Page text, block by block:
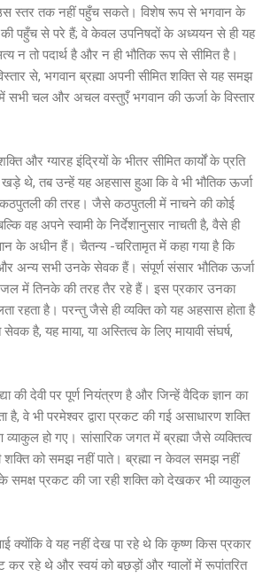
स्तर तक नहीं पहुँच सकते। विशेष रूप से भगवान के
की पहुँच से परे हैं; वे केवल उपनिषदों के अध्ययन से ही यह
न तो पदार्थ है और न ही भौतिक रूप से सीमित है।
से, भगवान ब्रह्मा अपनी सीमित शक्ति से यह समझ
में सभी चल और अचल वस्तुएँ भगवान की ऊर्जा के विस्तार
और ग्यारह इंद्रियों के भीतर सीमित कार्यों के प्रति
थे, तब उन्हें यह अहसास हुआ कि वे भी भौतिक ऊर्जा
कठपुतली की तरह। जैसे कठपुतली में नाचने की कोई
वह अपने स्वामी के निर्देशानुसार नाचती है, वैसे ही
के अधीन हैं। चैतन्य -चरितामृत में कहा गया है कि
अन्य सभी उनके सेवक हैं। संपूर्ण संसार भौतिक ऊर्जा
में तिनके की तरह तैर रहे हैं। इस प्रकार उनका
रहता है। परन्तु जैसे ही व्यक्ति को यह अहसास होता है
है, यह माया, या अस्तित्व के लिए मायावी संघर्ष,
की देवी पर पूर्ण नियंत्रण है और जिन्हें वैदिक ज्ञान का
है, वे भी परमेश्वर द्वारा प्रकट की गई असाधारण शक्ति
हो गए। सांसारिक जगत में ब्रह्मा जैसे व्यक्तित्व
शक्ति को समझ नहीं पाते। ब्रह्मा न केवल समझ नहीं
समक्ष प्रकट की जा रही शक्ति को देखकर भी व्याकुल
क्योंकि वे यह नहीं देख पा रहे थे कि कृष्ण किस प्रकार
कर रहे थे और स्वयं को बछड़ों और ग्वालों में रूपांतरित